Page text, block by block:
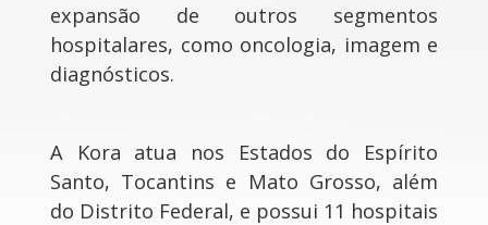
expansão de outros segmentos
hospitalares, como oncologia, imagem e
diagnósticos.
A Kora atua nos Estados do Espírito
Santo, Tocantins e Mato Grosso, além
do Distrito Federal, e possui 11 hospitais